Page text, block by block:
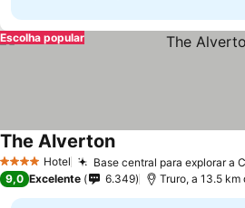
Escolha popular
4 EstrelasHotel Base central para explorar a
The Alverton
9,0 Excelente 6.349 Truro, a 13.5 km